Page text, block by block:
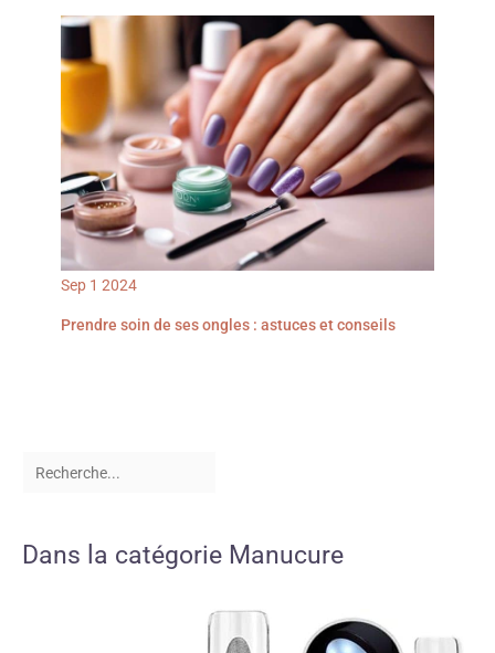
Sep 1 2024
Prendre soin de ses ongles : astuces et conseils
Dans la catégorie Manucure